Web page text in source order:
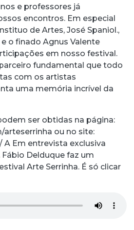
e professores já
encontros. Em especial
de Artes, José Spaniol.,
o finado Agnus Valente
em nosso festival.
fundamental que todo
com os artistas
uma memória incrível da
ser obtidas na página:
ou no site:
A Em entrevista exclusiva
Fábio Delduque faz um
Arte Serrinha. É só clicar